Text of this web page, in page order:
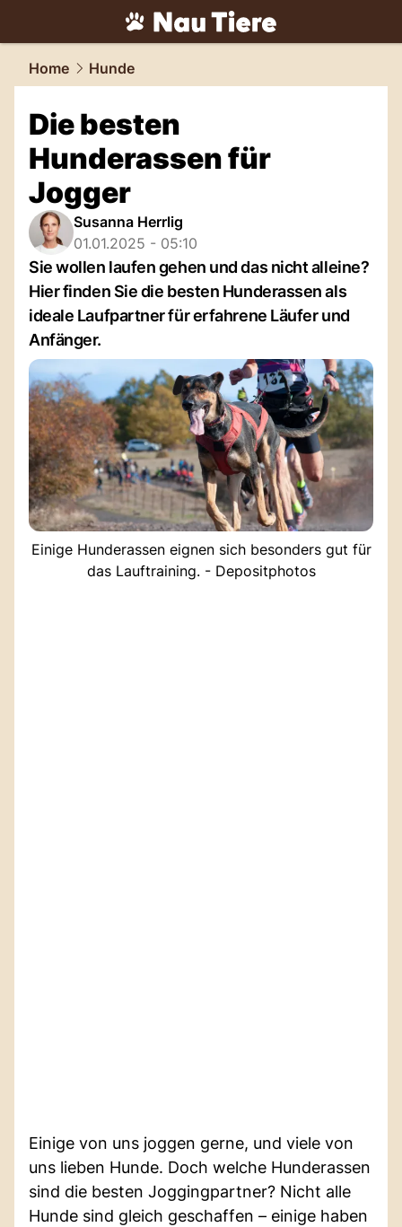
tiere.NAU.ch
Home Hunde
Die besten
Hunderassen für
Jogger
Susanna Herrlig
01.01.2025 - 05:10
Sie wollen laufen gehen und das nicht alleine?
Hier finden Sie die besten Hunderassen als
ideale Laufpartner für erfahrene Läufer und
Anfänger.
Einige Hunderassen eignen sich besonders gut für
das Lauftraining. - Depositphotos
Einige von uns joggen gerne, und viele von
uns lieben Hunde. Doch welche Hunderassen
sind die besten Joggingpartner? Nicht alle
Hunde sind gleich geschaffen – einige haben